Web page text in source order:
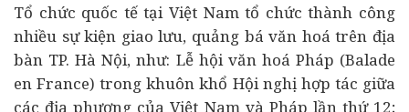
Tổ chức quốc tế tại Việt Nam tổ chức thành công
nhiều sự kiện giao lưu, quảng bá văn hoá trên địa
bàn TP. Hà Nội, như: Lễ hội văn hoá Pháp (Balade
en France) trong khuôn khổ Hội nghị hợp tác giữa
các địa phương của Việt Nam và Pháp lần thứ 12;